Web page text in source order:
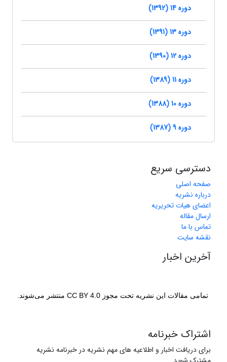
دوره 14 (1392)
دوره 13 (1391)
دوره 12 (1390)
دوره 11 (1389)
دوره 10 (1388)
دوره 9 (1387)
دسترسی سریع
صفحه اصلی
درباره نشریه
اعضای هیات تحریریه
ارسال مقاله
تماس با ما
نقشه سایت
آخرین اخبار
تمامی مقالات این نشریه تحت مجوز CC BY 4.0 منتشر می‌شوند.
اشتراک خبرنامه
برای دریافت اخبار و اطلاعیه های مهم نشریه در خبرنامه نشریه